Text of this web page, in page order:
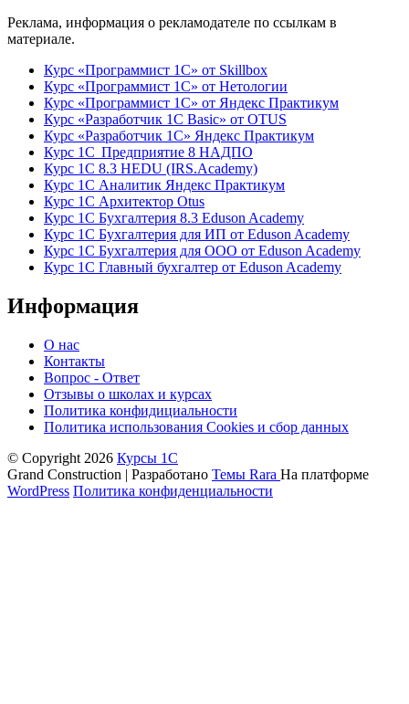
Реклама, информация о рекламодателе по ссылкам в
материале.
Курс «Программист 1С» от Skillbox
Курс «Программист 1С» от Нетологии
Курс «Программист 1С» от Яндекс Практикум
Курс «Разработчик 1С Basic» от OTUS
Курс «Разработчик 1С» Яндекс Практикум
Курс 1С Предприятие 8 НАДПО
Курс 1С 8.3 HEDU (IRS.Academy)
Курс 1С Аналитик Яндекс Практикум
Курс 1С Архитектор Otus
Курс 1С Бухгалтерия 8.3 Eduson Academy
Курс 1С Бухгалтерия для ИП от Eduson Academy
Курс 1С Бухгалтерия для ООО от Eduson Academy
Курс 1С Главный бухгалтер от Eduson Academy
Информация
О нас
Контакты
Вопрос - Ответ
Отзывы о школах и курсах
Политика конфидициальности
Политика использования Cookies и сбор данных
© Copyright 2026 Курсы 1С
Grand Construction | Разработано Темы Rara На платформе
WordPress Политика конфиденциальности